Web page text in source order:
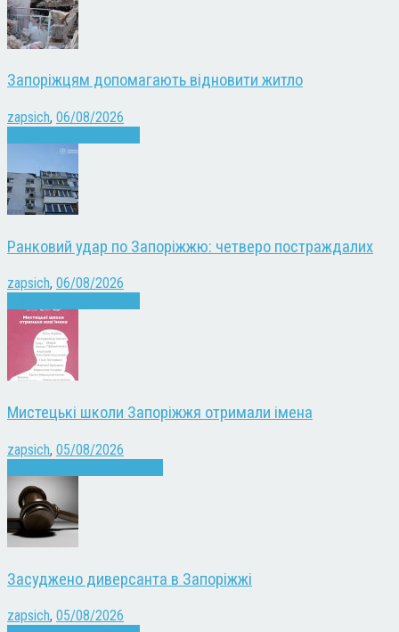
Запоріжцям допомагають відновити житло
zapsich, 06/08/2026
Ранковий удар по Запоріжжю: четверо постраждалих
zapsich, 06/08/2026
Мистецькі школи Запоріжжя отримали імена
zapsich, 05/08/2026
Засуджено диверсанта в Запоріжжі
zapsich, 05/08/2026